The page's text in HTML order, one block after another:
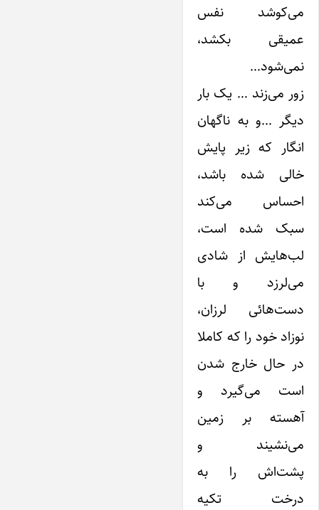
می‌کوشد نفس
عمیقی بکشد،
نمی‌شود…
زور می‌زند … یک بار
دیگر …و به ناگهان
انگار که زیر پایش
خالی شده باشد،
احساس می‌کند
سبک شده است،
لب‌هایش از شادی
می‌لرزد و با
دست‌هائی لرزان،
نوزاد خود را که کاملا
در حال خارج شدن
است می‌گیرد و
آهسته بر زمین
می‌نشیند و
پشت‌اش را به
درخت تکیه